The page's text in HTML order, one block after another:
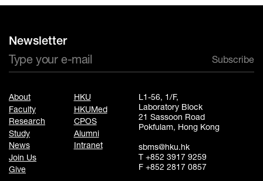
Newsletter
Subscribe
About
Faculty
Research
Study
News
Join Us
Give
HKU
HKUMed
CPOS
Alumni
Intranet
L1-56, 1/F,
Laboratory Block
21 Sassoon Road
Pokfulam, Hong Kong
sbms@hku.hk
T +852 3917 9259
F +852 2817 0857